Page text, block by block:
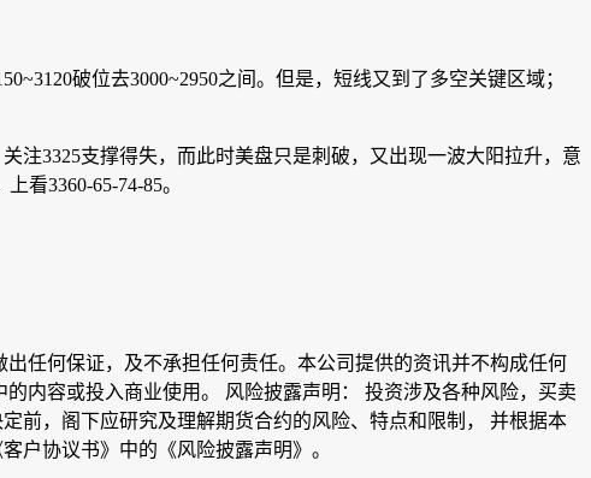
破位去3000~2950之间。但是，短线又到了多空关键区域；
注3325支撑得失，而此时美盘只是刺破，又出现一波大阳拉升，意
看3360-65-74-85。
任何保证，及不承担任何责任。本公司提供的资讯并不构成任何
内容或投入商业使用。 风险披露声明： 投资涉及各种风险，买卖
前，阁下应研究及理解期货合约的风险、特点和限制， 并根据本
户协议书》中的《风险披露声明》。